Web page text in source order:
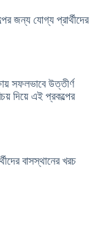
জন্য যোগ্য প্রার্থীদের
সফলভাবে উত্তীর্ণ
দিয়ে এই প্রকল্পের
বাসস্থানের খরচ